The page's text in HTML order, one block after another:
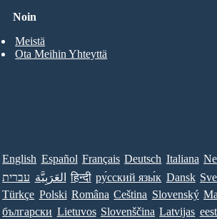
Noin
Meistä
Ota Meihin Yhteyttä
English Español Français Deutsch Italiana
עברית العَرَبِيَّة हिन्दी ру́сский язы́к Dansk
Türkçe Polski Româna Ceština Slovenský
български Lietuvos Slovenščina Latvijas